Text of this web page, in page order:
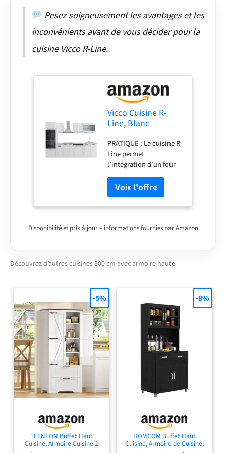
plan de travail est en
panneau de particules
de 28 mm. CONTENU DE
cuisine avec plan de
montage, instructions
de montage (sauf
indication contraire, les
appareils
électroménagers et les
décorations ne sont pas
livraison).
Pesez soigneusement les avantages et les
inconvénients avant de vous décider pour la
cuisine Vicco R-Line.
Vicco Cuisine R-
Line, Blanc
PRATIQUE : La cuisine R-
Line permet
l’intégration d’un four
et d’un micro-ondes
dans une colonne
haute. Des façades
entièrement intégrées
Vicco sont disponibles
FLEXIBLE : La cuisine
agrandie de manière
flexible. Inclut une
façade pour lave-
vaisselle et des pieds
réglables en hauteur.
DIMENSIONS : Le
meuble de cuisine a une
hauteur de 207 cm. Les
meubles bas ont une
profondeur de 46 cm.
56,8x59,4x55 cm. Niche
pour micro-ondes :
56,8x45x55 cm.
Disponibilité et prix à jour – informations fournies par Amazon
Découvrez d’autres cuisines 300 cm avec armoire haute
TEENFON Buffet Haut
Cuisine, Armoire Cuisine 2
-5%
HOMCOM Buffet Haut
Cuisine, Armoire de Cuisine,
-8%